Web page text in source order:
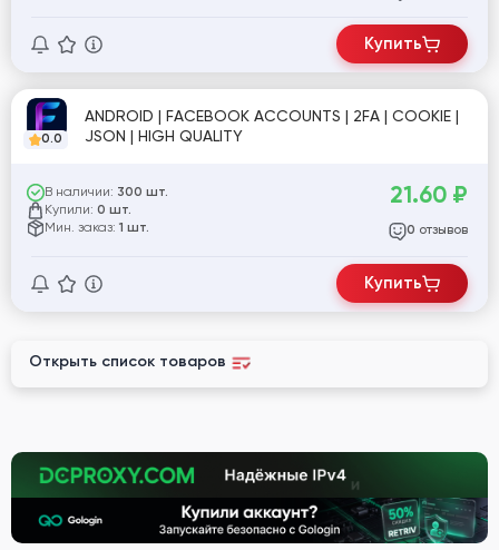
Купить
0.0
ANDROID | FACEBOOK ACCOUNTS | 2FA | COOKIE |
JSON | HIGH QUALITY
В наличии: 300 шт.
Купили: 0 шт.
Мин. заказ: 1 шт.
21.60 ₽
0 отзывов
Купить
Открыть список товаров